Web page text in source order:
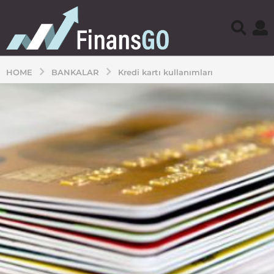
HOME BANKALAR Kredi kartı kullanımları